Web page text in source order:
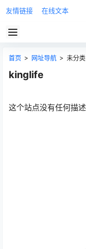
友情链接 在线文本
首页 > 网址导航 > 未分类
kinglife
这个站点没有任何描述